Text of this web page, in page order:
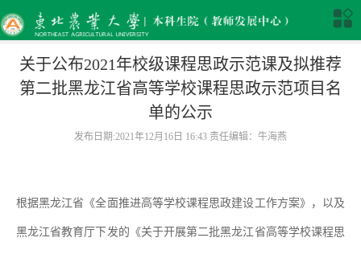
关于公布2021年校级课程思政示范课及拟推荐
第二批黑龙江省高等学校课程思政示范项目名
单的公示
发布日期:2021年12月16日 16:43 责任编辑：牛海燕
根据黑龙江省《全面推进高等学校课程思政建设工作方案》， 以及
黑龙江省教育厅下发的《关于开展第二批黑龙江省高等学校课程思